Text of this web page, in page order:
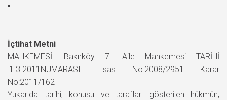
İçtihat Metni
MAHKEMESİ :Bakırköy 7. Aile Mahkemesi TARİHİ
:1.3.2011NUMARASI :Esas No:2008/2951 Karar
No:2011/162
Yukarıda tarihi, konusu ve tarafları gösterilen hükmün;